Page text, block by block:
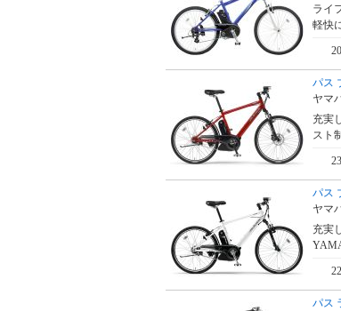
ライ
軽快
パス
ヤマ
充実
スト
パス
ヤマ
充実
パス